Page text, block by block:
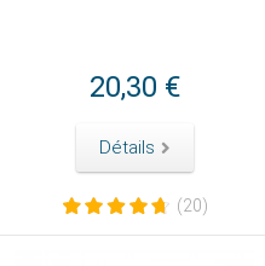
20,30 €
Détails
(20)